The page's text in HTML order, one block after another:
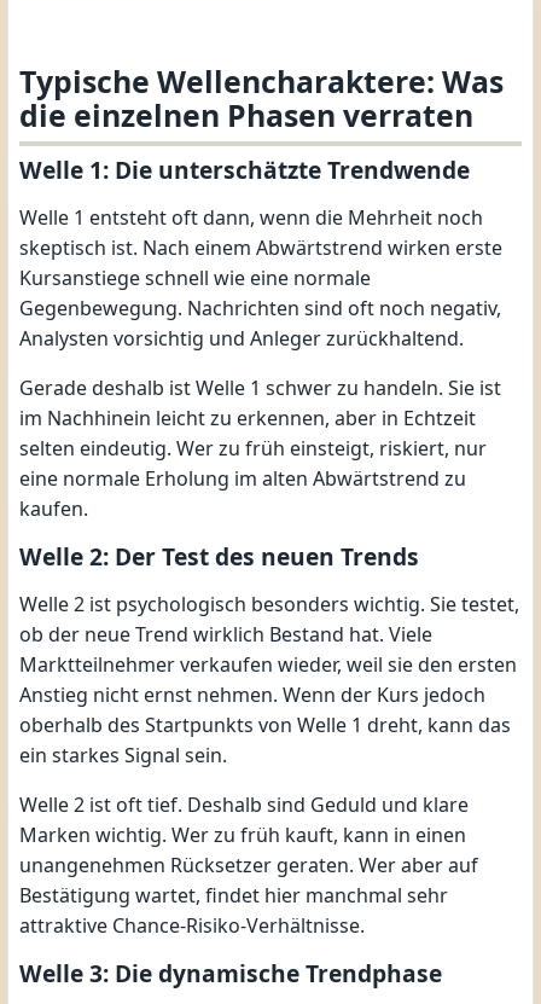
Typische Wellencharaktere: Was
die einzelnen Phasen verraten
Welle 1: Die unterschätzte Trendwende
Welle 1 entsteht oft dann, wenn die Mehrheit noch
skeptisch ist. Nach einem Abwärtstrend wirken erste
Kursanstiege schnell wie eine normale
Gegenbewegung. Nachrichten sind oft noch negativ,
Analysten vorsichtig und Anleger zurückhaltend.
Gerade deshalb ist Welle 1 schwer zu handeln. Sie ist
im Nachhinein leicht zu erkennen, aber in Echtzeit
selten eindeutig. Wer zu früh einsteigt, riskiert, nur
eine normale Erholung im alten Abwärtstrend zu
kaufen.
Welle 2: Der Test des neuen Trends
Welle 2 ist psychologisch besonders wichtig. Sie testet,
ob der neue Trend wirklich Bestand hat. Viele
Marktteilnehmer verkaufen wieder, weil sie den ersten
Anstieg nicht ernst nehmen. Wenn der Kurs jedoch
oberhalb des Startpunkts von Welle 1 dreht, kann das
ein starkes Signal sein.
Welle 2 ist oft tief. Deshalb sind Geduld und klare
Marken wichtig. Wer zu früh kauft, kann in einen
unangenehmen Rücksetzer geraten. Wer aber auf
Bestätigung wartet, findet hier manchmal sehr
attraktive Chance-Risiko-Verhältnisse.
Welle 3: Die dynamische Trendphase